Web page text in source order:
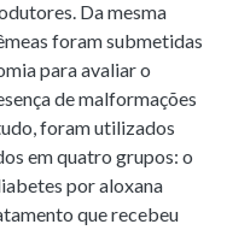
Da mesma
foram submetidas
para avaliar o
de malformações
foram utilizados
em quatro grupos: o
por aloxana
que recebeu